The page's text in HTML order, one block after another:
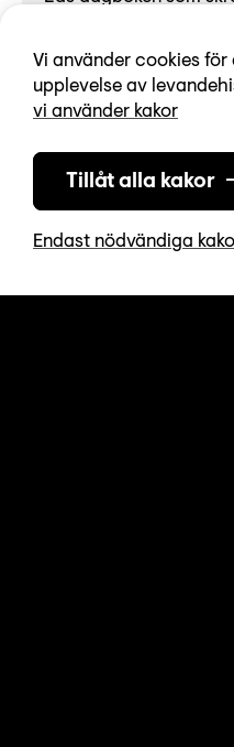
Vi använder cookies
upplevelse av
vi använder kakor
Tillåt alla kakor
Endast nödvändiga
Källor och